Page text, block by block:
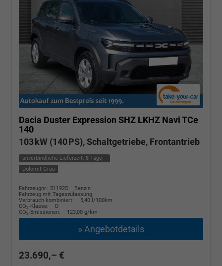
Dacia Duster Expression SHZ LKHZ Navi TCe
140
103 kW (140 PS), Schaltgetriebe, Frontantrieb
unverbindliche Lieferzeit: 8 Tage
Dolomit-Grau
Fahrzeugnr.: 511925
Benzin
Fahrzeug mit Tageszulassung
Verbrauch kombiniert:
5,40 l/100km
CO2-Klasse:
D
CO2-Emissionen: 123,00 g/km
» Angebotdetails
23.690,– €